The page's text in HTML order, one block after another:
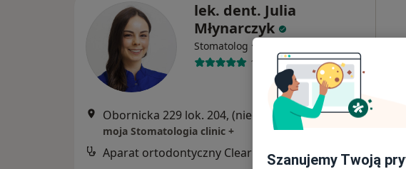
lek. dent. Julia
Młynarczyk
Stomatolog ·
13 opinii
Obornicka 229 lok. 204, (nieopodal RONDA OBORNICKIEGO, naprzeciwko marketu ALDI,"Galeria Arkada"), Poznań •Mapa
moja Stomatologia clinic +
Aparat ortodontyczny Clear Aligner Brak ceny
Szanujemy Twoją